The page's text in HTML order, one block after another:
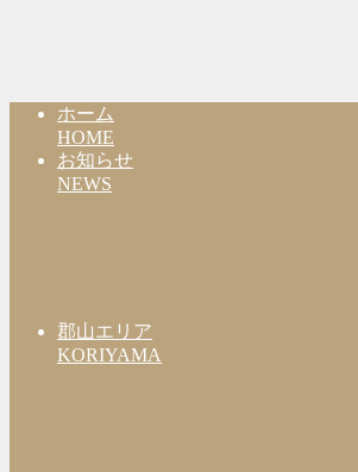
ホーム
HOME
お知らせ
NEWS
郡山エリア
KORIYAMA